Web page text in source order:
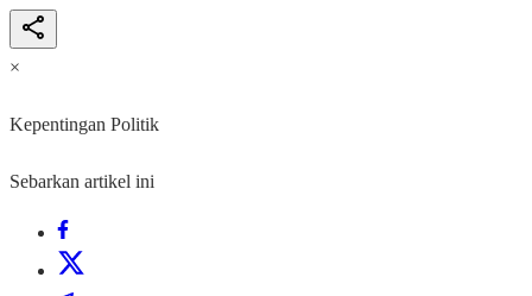
×
Kepentingan Politik
Sebarkan artikel ini